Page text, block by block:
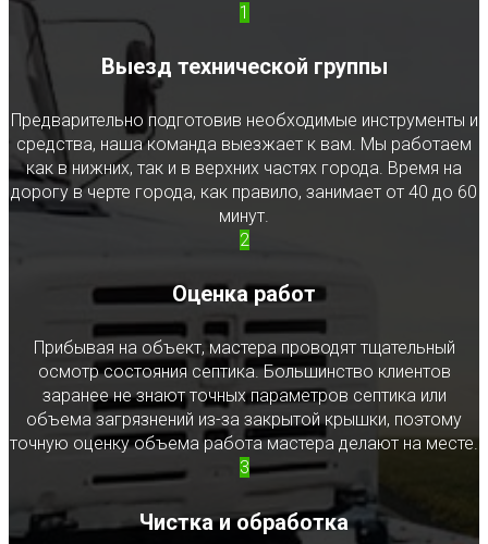
1
Выезд технической группы
Предварительно подготовив необходимые инструменты и
средства, наша команда выезжает к вам. Мы работаем
как в нижних, так и в верхних частях города. Время на
дорогу в черте города, как правило, занимает от 40 до 60
минут.
2
Оценка работ
Прибывая на объект, мастера проводят тщательный
осмотр состояния септика. Большинство клиентов
заранее не знают точных параметров септика или
объема загрязнений из-за закрытой крышки, поэтому
точную оценку объема работа мастера делают на месте.
3
Чистка и обработка